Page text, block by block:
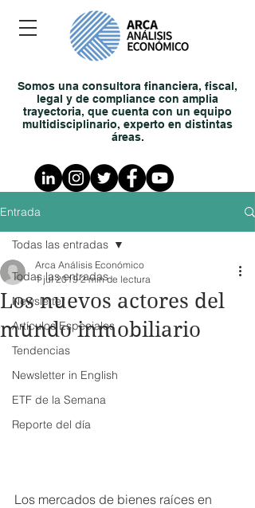
Somos una consultora financiera, fiscal,
legal y de compliance con amplia
trayectoria, que cuenta con un equipo
multidisciplinario, experto en distintas
áreas.
Entrada
Todas las entradas
Newsletter
Artículos Especiales
Tendencias
Newsletter in English
ETF de la Semana
Reporte del día
Todas las entradas
Los nuevos actores del
mundo inmobiliario
Arca Análisis Económico
1 jul 2019 2 min de lectura
Los mercados de bienes raíces en